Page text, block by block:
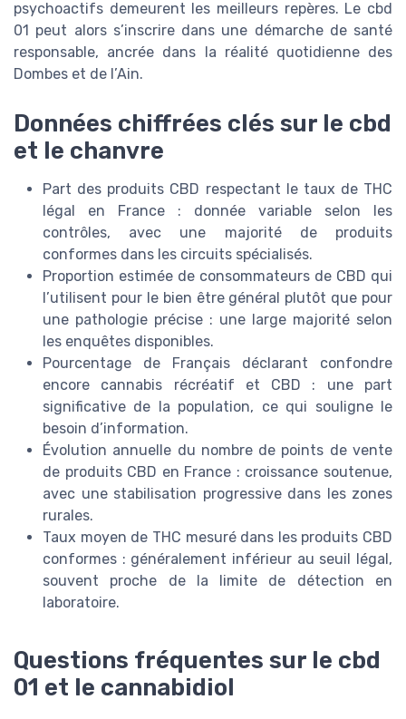
psychoactifs demeurent les meilleurs repères. Le cbd
01 peut alors s’inscrire dans une démarche de santé
responsable, ancrée dans la réalité quotidienne des
Dombes et de l’Ain.
Données chiffrées clés sur le cbd
et le chanvre
Part des produits CBD respectant le taux de THC
légal en France : donnée variable selon les
contrôles, avec une majorité de produits
conformes dans les circuits spécialisés.
Proportion estimée de consommateurs de CBD qui
l’utilisent pour le bien être général plutôt que pour
une pathologie précise : une large majorité selon
les enquêtes disponibles.
Pourcentage de Français déclarant confondre
encore cannabis récréatif et CBD : une part
significative de la population, ce qui souligne le
besoin d’information.
Évolution annuelle du nombre de points de vente
de produits CBD en France : croissance soutenue,
avec une stabilisation progressive dans les zones
rurales.
Taux moyen de THC mesuré dans les produits CBD
conformes : généralement inférieur au seuil légal,
souvent proche de la limite de détection en
laboratoire.
Questions fréquentes sur le cbd
01 et le cannabidiol